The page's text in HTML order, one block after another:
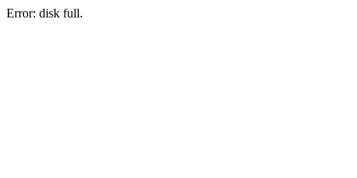
Error: disk full.